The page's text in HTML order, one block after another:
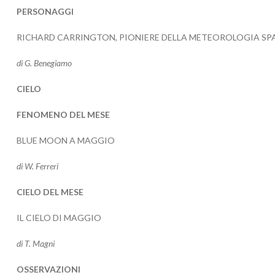
PERSONAGGI
RICHARD CARRINGTON, PIONIERE DELLA METEOROLOGIA
di G. Benegiamo
CIELO
FENOMENO DEL MESE
BLUE MOON A MAGGIO
di W. Ferreri
CIELO DEL MESE
IL CIELO DI MAGGIO
di T. Magni
OSSERVAZIONI